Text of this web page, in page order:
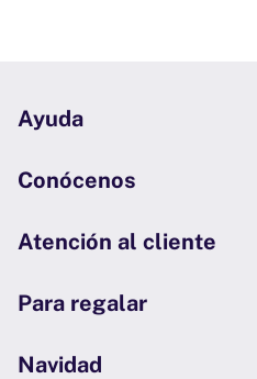
Ayuda
Conócenos
Atención al cliente
Para regalar
Navidad